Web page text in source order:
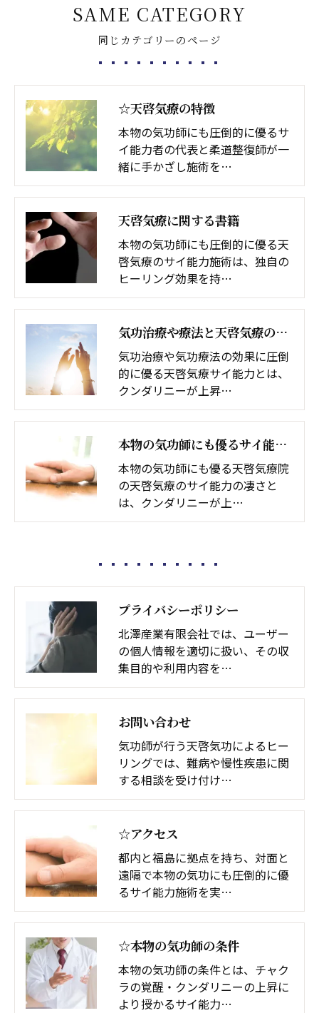
同じカテゴリーのページ
SAME CATEGORY
☆天啓気療の特徴
本物の気功師にも圧倒的に優るサ
イ能力者の代表と柔道整復師が一
緒に手かざし施術を…
天啓気療に関する書籍
本物の気功師にも圧倒的に優る天
啓気療のサイ能力施術は、独自の
ヒーリング効果を持…
気功治療や療法と天啓気療の違い
気功治療や気功療法の効果に圧倒
的に優る天啓気療サイ能力とは、
クンダリニーが上昇…
本物の気功師にも優るサイ能力の凄さ
本物の気功師にも優る天啓気療院
の天啓気療のサイ能力の凄さと
は、クンダリニーが上…
プライバシーポリシー
北澤産業有限会社では、ユーザー
の個人情報を適切に扱い、その収
集目的や利用内容を…
お問い合わせ
気功師が行う天啓気功によるヒー
リングでは、難病や慢性疾患に関
する相談を受け付け…
☆アクセス
都内と福島に拠点を持ち、対面と
遠隔で本物の気功にも圧倒的に優
るサイ能力施術を実…
☆本物の気功師の条件
本物の気功師の条件とは、チャク
ラの覚醒・クンダリニーの上昇に
より授かるサイ能力…